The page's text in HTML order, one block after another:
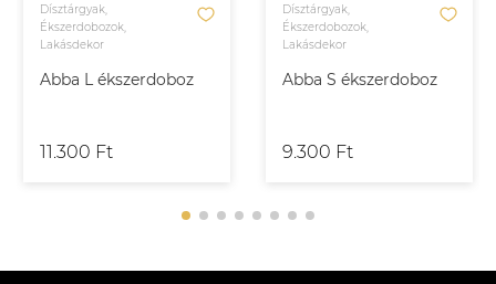
Abba L ékszerdoboz
Dísztárgyak,
Ékszerdobozok,
Lakásdekor
11.300 Ft
Abba S ékszerdoboz
Dísztárgyak,
Ékszerdobozok,
Lakásdekor
9.300 Ft